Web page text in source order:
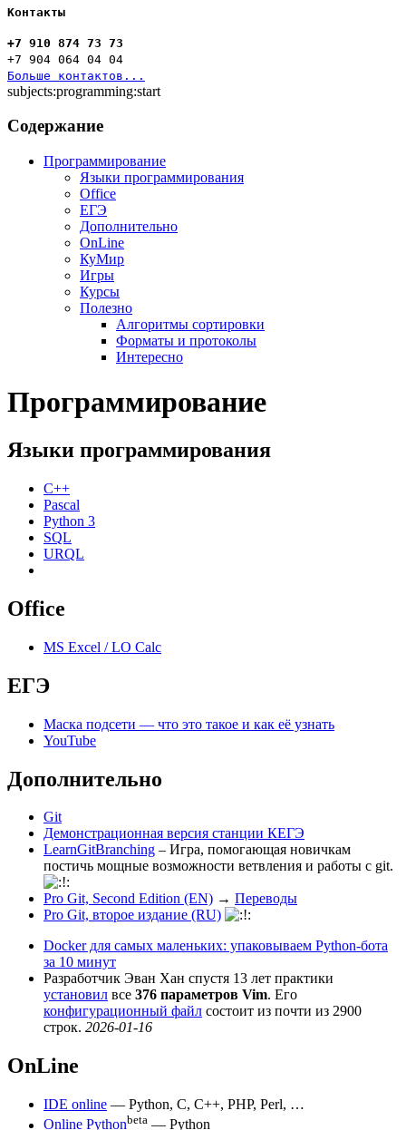
Контакты
+7 910 874 73 73
+7 904 064 04 04
Больше контактов...
subjects:programming:start
Содержание
Программирование
Языки программирования
Office
ЕГЭ
Дополнительно
OnLine
КуМир
Игры
Курсы
Полезно
Алгоритмы сортировки
Форматы и протоколы
Интересно
Программирование
Языки программирования
C++
Pascal
Python 3
SQL
URQL
Office
MS Excel / LO Calc
ЕГЭ
Маска подсети — что это такое и как её узнать
YouTube
Дополнительно
Git
Демонстрационная версия станции КЕГЭ
LearnGitBranching – Игра, помогающая новичкам
постичь мощные возможности ветвления и работы с git.
Pro Git, Second Edition (EN) → Переводы
Pro Git, второе издание (RU)
Docker для самых маленьких: упаковываем Python-бота
за 10 минут
Разработчик Эван Хан спустя 13 лет практики
установил все 376 параметров Vim. Его
конфигурационный файл состоит из почти из 2900
строк. 2026-01-16
OnLine
IDE online — Python, C, C++, PHP, Perl, …
Online Pythonbeta — Python